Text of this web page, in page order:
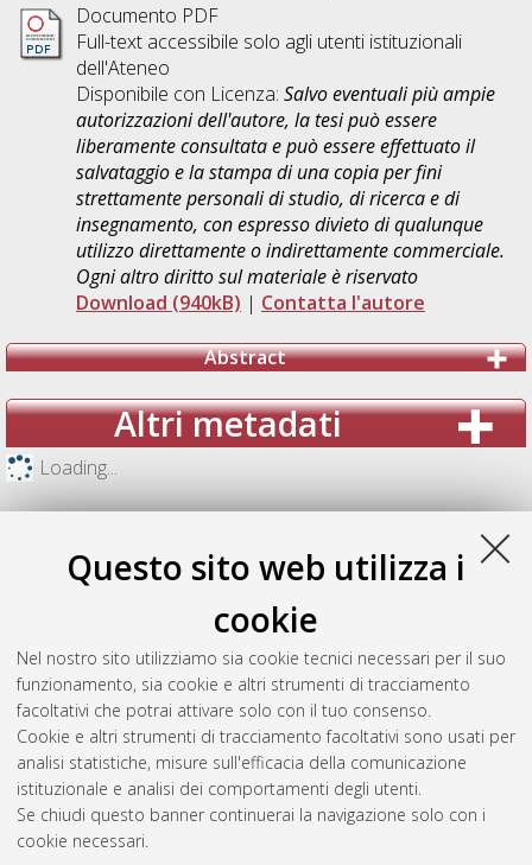
Questo sito web utilizza i
cookie
Nel nostro sito utilizziamo sia cookie tecnici necessari per il suo
funzionamento, sia cookie e altri strumenti di tracciamento
facoltativi che potrai attivare solo con il tuo consenso.
Cookie e altri strumenti di tracciamento facoltativi sono usati per
analisi statistiche, misure sull'efficacia della comunicazione
istituzionale e analisi dei comportamenti degli utenti.
Se chiudi questo banner continuerai la navigazione solo con i
cookie necessari.
Documento PDF
Full-text accessibile solo agli utenti istituzionali
dell'Ateneo
Disponibile con Licenza: Salvo eventuali più ampie
autorizzazioni dell'autore, la tesi può essere
liberamente consultata e può essere effettuato il
salvataggio e la stampa di una copia per fini
strettamente personali di studio, di ricerca e di
insegnamento, con espresso divieto di qualunque
utilizzo direttamente o indirettamente commerciale.
Ogni altro diritto sul materiale è riservato
Download (940kB) | Contatta l'autore
Abstract
Altri metadati
Loading...
Gestione del documento: